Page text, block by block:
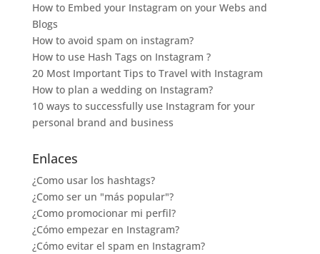
How to Embed your Instagram on your Webs and
Blogs
How to avoid spam on instagram?
How to use Hash Tags on Instagram ?
20 Most Important Tips to Travel with Instagram
How to plan a wedding on Instagram?
10 ways to successfully use Instagram for your
personal brand and business
Enlaces
¿Como usar los hashtags?
¿Como ser un "más popular"?
¿Como promocionar mi perfil?
¿Cómo empezar en Instagram?
¿Cómo evitar el spam en Instagram?